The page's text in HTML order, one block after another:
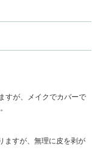
すが、メイクでカバーで
ますが、無理に皮を剥が